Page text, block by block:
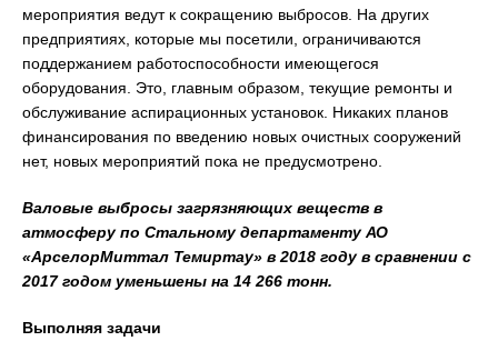
мероприятия ведут к сокращению выбросов. На других
предприятиях, которые мы посетили, ограничиваются
поддержанием работоспособности имеющегося
оборудования. Это, главным образом, текущие ремонты и
обслуживание аспирационных установок. Никаких планов
финансирования по введению новых очистных сооружений
нет, новых мероприятий пока не предусмотрено.
Валовые выбросы загрязняющих веществ в
атмосферу по Стальному департаменту АО
«АрселорМиттал Темиртау» в 2018 году в сравнении с
2017 годом уменьшены на 14 266 тонн.
Выполняя задачи